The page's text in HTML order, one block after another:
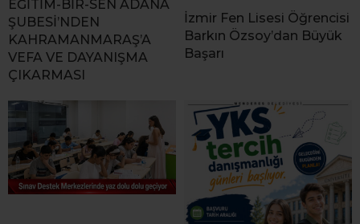
EĞİTİM-BİR-SEN ADANA
ŞUBESİ’NDEN
KAHRAMANMARAŞ’A
VEFA VE DAYANIŞMA
ÇIKARMASI
İzmir Fen Lisesi Öğrencisi
Barkın Özsoy’dan Büyük
Başarı